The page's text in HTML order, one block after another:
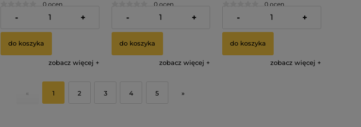
0 ocen
70,00 zł
- +
do koszyka
zobacz więcej
0 ocen
550,00 zł
- +
do koszyka
zobacz więcej
0 ocen
600,00 zł
- +
do koszyka
zobacz więcej
« 1 2 3 4 5 »